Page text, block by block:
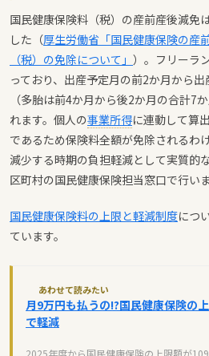
国民健康保険料（税）の産前産後減免
した（厚生労働省「国民健康保険の産
（税）の免除について」 ）。フリーラ
っており、出産予定月の前2か月から
（多胎は前4か月から後2か月の合計7
れます。個人の事業所得に連動して算
であるため保険料全額が免除されるわ
減少する時期の負担軽減として実質的
区町村の国民健康保険担当窓口で行いま
国民健康保険料の上限と軽減制度につ
ています。
あわせて読みたい
月9万円も払うの!?国民健康保険の
で軽減
2025年度から国民健康保険の上限額が